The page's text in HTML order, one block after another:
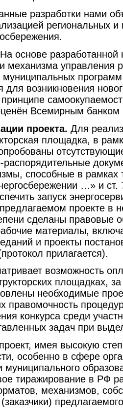
разработки нами
региональных
На основе разработанной
управления
муниципальных
для возникновения
Всемирным
проекта. Для
площадка, в
распорядительные
способные в рамках
…» и ст.
запуск
проекте в
сделаны правовые
материалы,
и проекты
прилагается).
возможность
площадках,
необходимые
правомочность
конкурса среди
задач при
имея высокую
особенно в сфере
муниципального
тиражирование в РФ
механизмов,
(заказчики)